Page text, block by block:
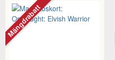
Mängdrabatt